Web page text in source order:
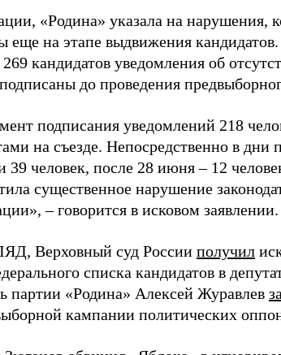
«Родина» указала на нарушения,
на этапе выдвижения кандидатов.
кандидатов уведомления об
до проведения
подписания уведомлений 218
на съезде. Непосредственно в дни
39 человек, после 28 июня – 12
существенное нарушение
– говорится в исковом заявлении.
Верховный суд России получил
списка кандидатов в
партии «Родина» Алексей Журавлев
кампании политических